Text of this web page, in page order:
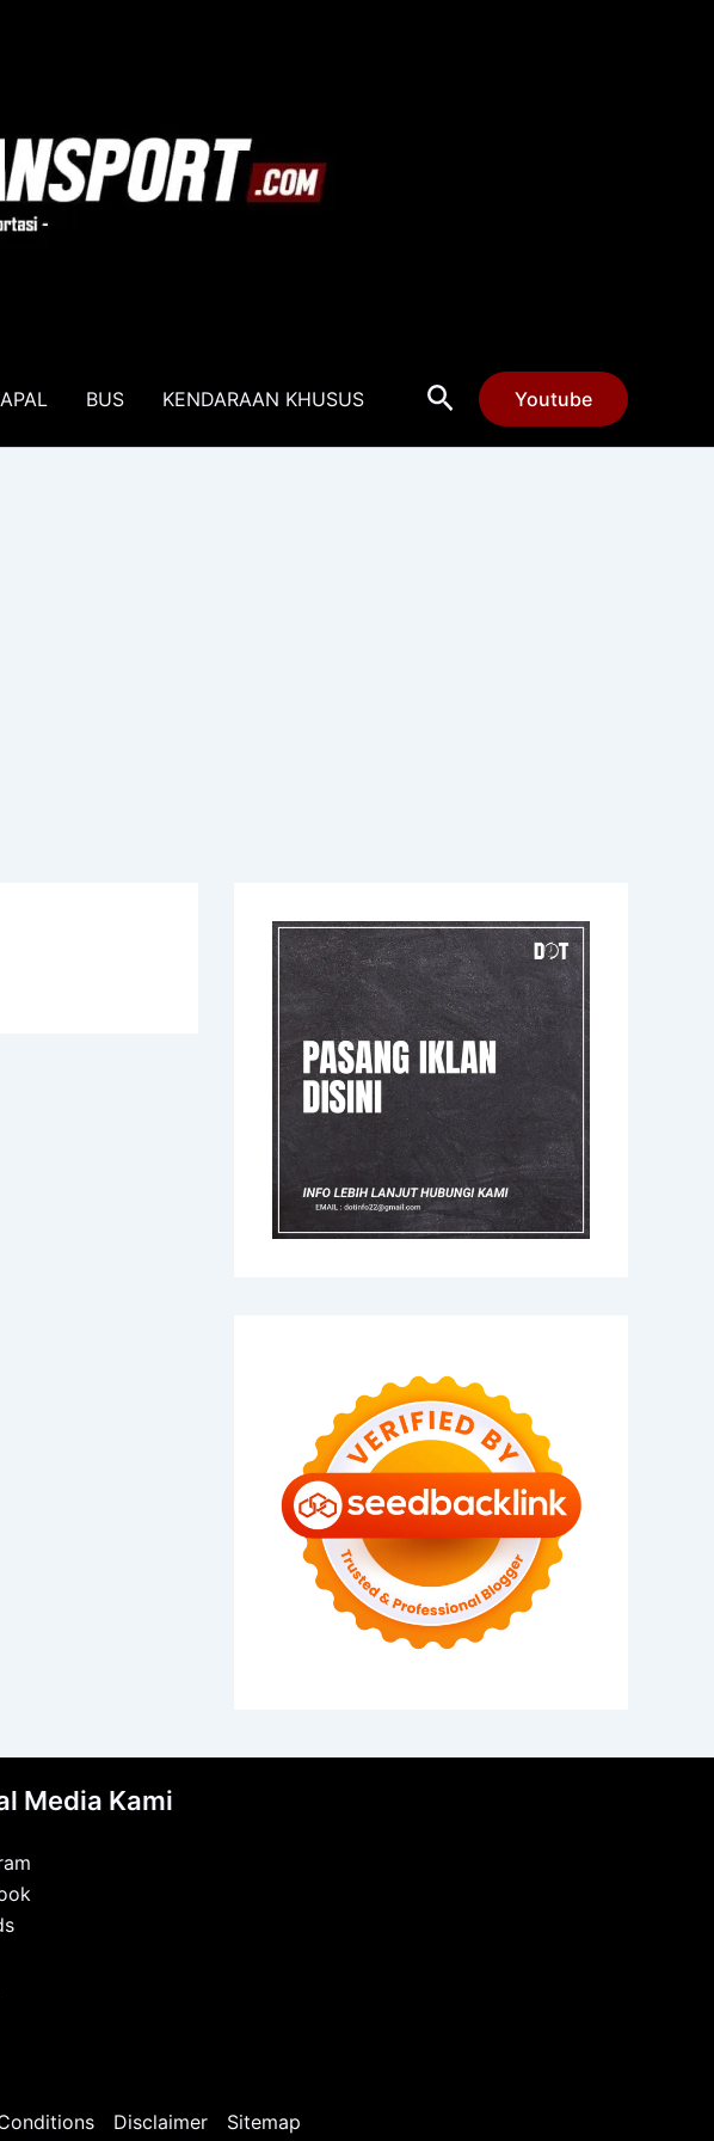
BUS KENDARAAN KHUSUS Cari Youtube
Media Kami
Disclaimer Sitemap